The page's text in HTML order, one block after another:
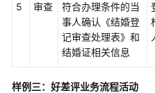
定
逻
辑
体
5 审查
符合办理条件的当
事人确认《结婚登
记审查处理表》和
结婚证相关信息
样例三：好差评业务流程活动